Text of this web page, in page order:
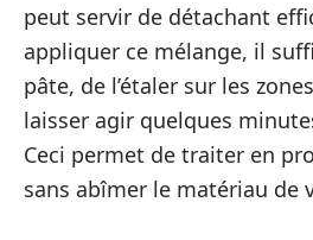
peut servir de détachant
appliquer ce mélange, il
pâte, de l’étaler sur les
laisser agir quelques
Ceci permet de traiter en
sans abîmer le matériau de